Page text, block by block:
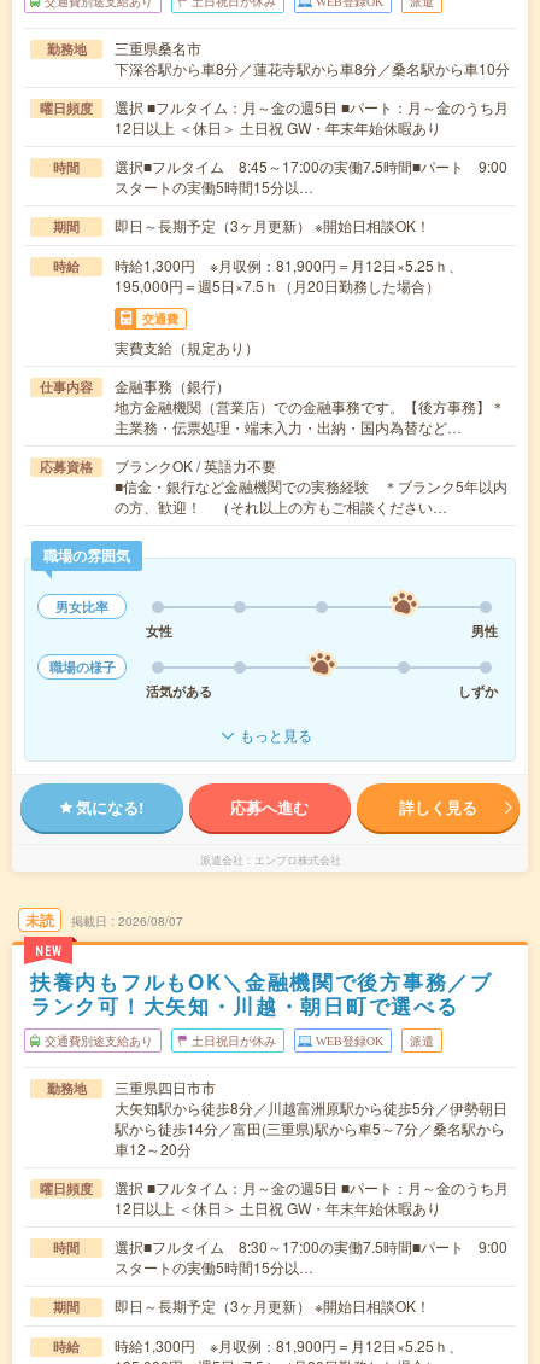
勤務地
三重県桑名市
下深谷駅から車8分／蓮花寺駅から車8分／桑名駅から車10分
曜日頻度
選択 ■フルタイム：月～金の週5日 ■パート：月～金のうち月
12日以上 ＜休日＞ 土日祝 GW・年末年始休暇あり
時間
選択■フルタイム 8:45～17:00の実働7.5時間■パート 9:00
スタートの実働5時間15分以…
期間 即日～長期予定（3ヶ月更新） ※開始日相談OK！
時給
時給1,300円 ※月収例：81,900円＝月12日×5.25ｈ、
195,000円＝週5日×7.5ｈ（月20日勤務した場合）
交通費
実費支給（規定あり）
仕事内容
金融事務（銀行）
地方金融機関（営業店）での金融事務です。【後方事務】＊
主業務・伝票処理・端末入力・出納・国内為替など…
応募資格
ブランクOK / 英語力不要
■信金・銀行など金融機関での実務経験 ＊ブランク5年以内
の方、歓迎！ （それ以上の方もご相談ください…
職場の雰囲気
男女比率
女性
男性
職場の様子
活気がある
しずか
もっと見る
気になる! 応募へ進む 詳しく見る
派遣会社 エンプロ株式会社
未読
NEW
掲載日 2026/08/07
扶養内もフルもOK＼金融機関で後方事務／ブ
ランク可！大矢知・川越・朝日町で選べる
交通費別途支給あり 土日祝日が休み WEB登録OK 派遣
勤務地
三重県四日市市
大矢知駅から徒歩8分／川越富洲原駅から徒歩5分／伊勢朝日
駅から徒歩14分／富田(三重県)駅から車5～7分／桑名駅から
車12～20分
曜日頻度
選択 ■フルタイム：月～金の週5日 ■パート：月～金のうち月
12日以上 ＜休日＞ 土日祝 GW・年末年始休暇あり
時間
選択■フルタイム 8:30～17:00の実働7.5時間■パート 9:00
スタートの実働5時間15分以…
期間 即日～長期予定（3ヶ月更新） ※開始日相談OK！
時給
時給1,300円 ※月収例：81,900円＝月12日×5.25ｈ、